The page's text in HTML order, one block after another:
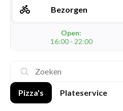
Bezorgen
Open:
16:00 - 22:00
Pizza's Plateservice